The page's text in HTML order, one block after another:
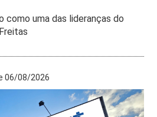
como uma das lideranças do
06/08/2026